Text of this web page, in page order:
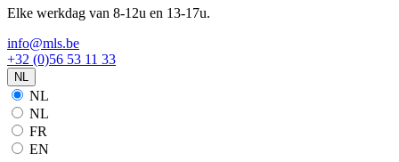
Elke werkdag van 8-12u en 13-17u.
info@mls.be
+32 (0)56 53 11 33
NL
NL
NL
FR
EN